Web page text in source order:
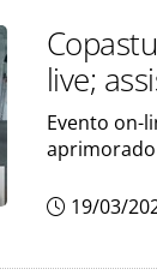
live;
Evento on-
19/03/